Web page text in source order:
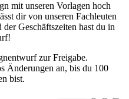
mit unseren Vorlagen hoch
dir von unseren Fachleuten
Geschäftszeiten hast du in
zur Freigabe.
Änderungen an, bis du 100
bist.